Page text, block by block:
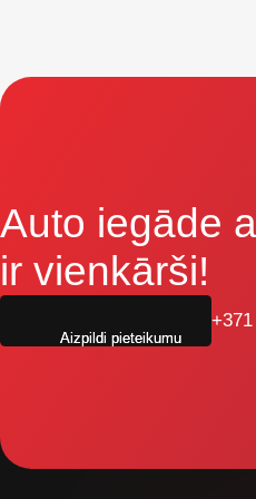
Auto iegāde
ir vienkārši!